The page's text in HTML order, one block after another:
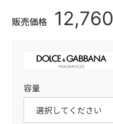
販売価格 12,760
容量